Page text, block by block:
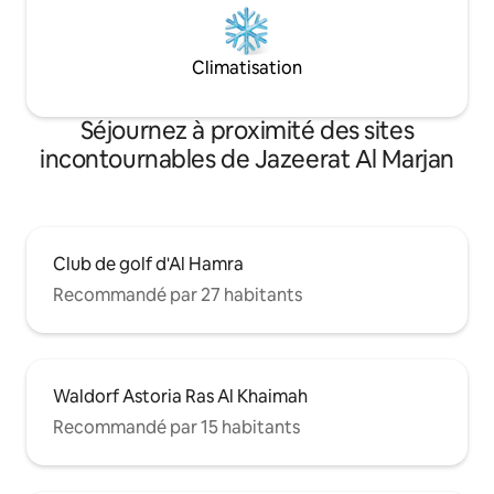
Climatisation
Séjournez à proximité des sites
incontournables de Jazeerat Al Marjan
Club de golf d'Al Hamra
Recommandé par 27 habitants
Waldorf Astoria Ras Al Khaimah
Recommandé par 15 habitants